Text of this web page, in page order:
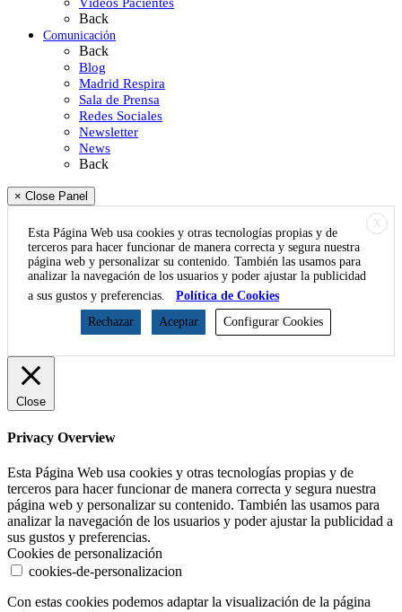
Back
Comunicación
Back
Blog
Madrid Respira
Sala de Prensa
Redes Sociales
Newsletter
News
Back
× Close Panel
X
Esta Página Web usa cookies y otras tecnologías propias y de
terceros para hacer funcionar de manera correcta y segura nuestra
página web y personalizar su contenido. También las usamos para
analizar la navegación de los usuarios y poder ajustar la publicidad
a sus gustos y preferencias.
Política de Cookies
Rechazar
Aceptar Configurar Cookies
Close
Privacy Overview
Esta Página Web usa cookies y otras tecnologías propias y de
terceros para hacer funcionar de manera correcta y segura nuestra
página web y personalizar su contenido. También las usamos para
analizar la navegación de los usuarios y poder ajustar la publicidad a
sus gustos y preferencias.
Cookies de personalización
cookies-de-personalizacion
Con estas cookies podemos adaptar la visualización de la página